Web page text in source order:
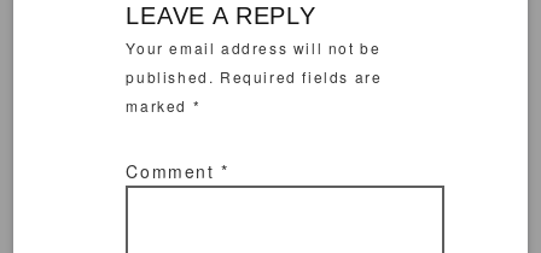
LEAVE A REPLY
Your email address will not be
published. Required fields are
marked *
Comment*